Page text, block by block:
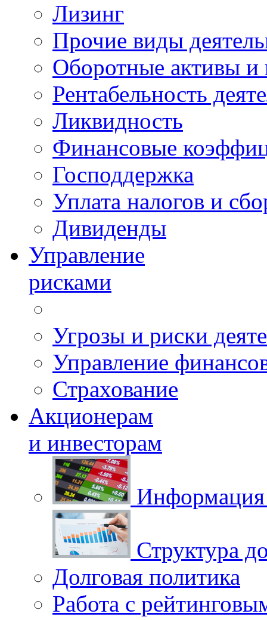
Лизинг
Прочие виды
Оборотные активы и
Рентабельность
Ликвидность
Финансовые
Господдержка
Уплата налогов и
Дивиденды
Управление
рисками
Угрозы и риски
Управление
Страхование
Акционерам
и инвесторам
Структура
Долговая политика
Работа с